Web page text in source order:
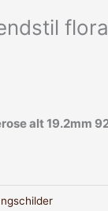
alt 19.2mm